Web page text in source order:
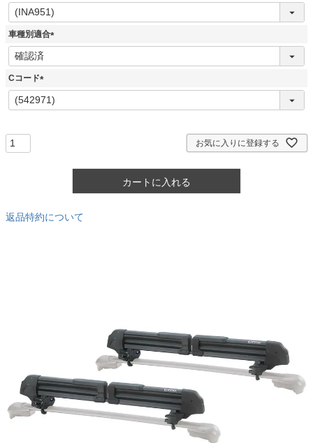
(
必
須
車種別適合
(
Cコード
(
必
お気に入りに登録する
カートに入れる
返品特約について